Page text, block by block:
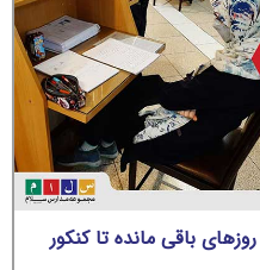
باقی مانده تا کنکور